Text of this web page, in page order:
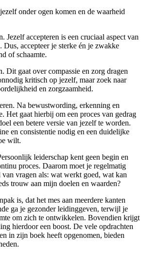
onder ogen komen en de waarheid
Jezelf accepteren is een cruciaal aspect van
Dus, accepteer je sterke én je zwakke
of schaamte.
Dit gaat over compassie en zorg dragen
kritisch op jezelf, maar zoek naar
en zorgzaamheid.
Na bewustwording, erkenning en
Het gaat hierbij om een proces van gedrag
een betere versie van jezelf te worden.
en consistentie nodig en een duidelijke
wilt.
leiderschap kent geen begin en
proces. Daarom moet je regelmatig
van vragen als: wat werkt goed, wat kan
trouw aan mijn doelen en waarden?
is, dat het mes aan meerdere kanten
ga je gezonder leidinggeven, terwijl je
om zich te ontwikkelen. Bovendien krijgt
hierdoor een boost. De vele opdrachten
in zijn boek heeft opgenomen, bieden